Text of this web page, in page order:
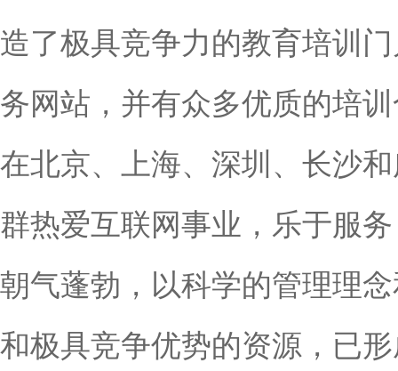
造了极具竞争力的教育培训
务网站，并有众多优质的培
在北京、上海、深圳、长沙
群热爱互联网事业，乐于服
朝气蓬勃，以科学的管理理
和极具竞争优势的资源，已